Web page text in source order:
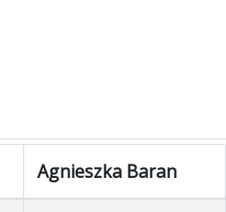
Agnieszka Baran